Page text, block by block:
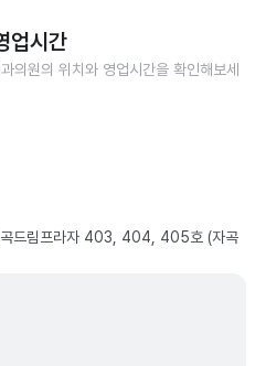
업시간
의원의 위치와 영업시간을 확인해보세
곡드림프라자 403, 404, 405호 (자곡